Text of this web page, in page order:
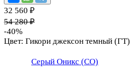
32 560 ₽
54 280 ₽
-40%
Цвет: Гикори джексон темный (ГТ)
Серый Оникс (СО)